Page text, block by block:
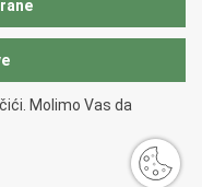
bilogorska.
Molimo Vas da